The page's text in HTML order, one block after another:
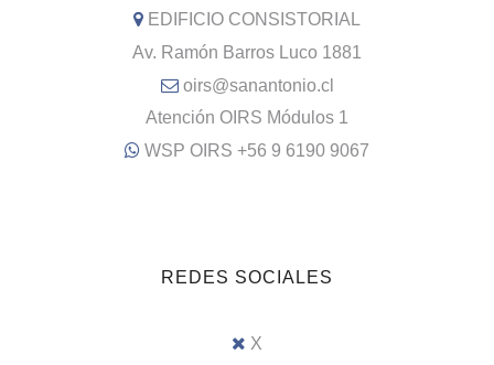
EDIFICIO CONSISTORIAL
Av. Ramón Barros Luco 1881
oirs@sanantonio.cl
Atención OIRS Módulos 1
WSP OIRS +56 9 6190 9067
REDES SOCIALES
X